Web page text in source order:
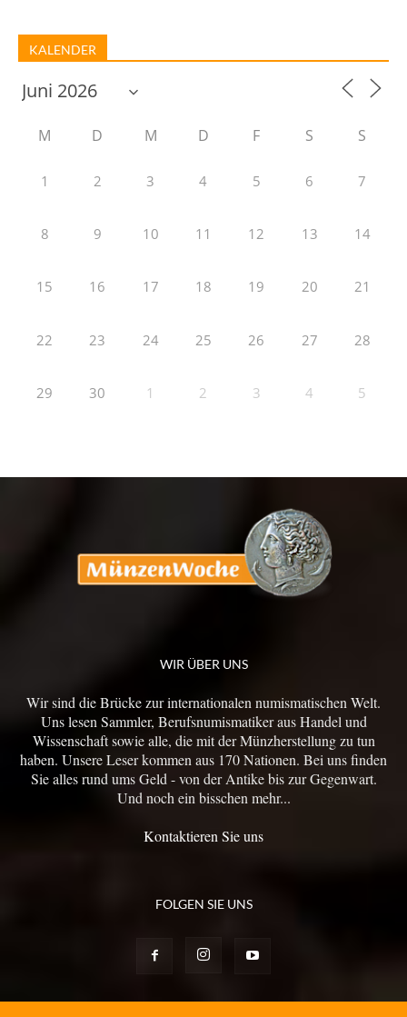
KALENDER
M D M D F S S
1 2 3 4 5 6 7
8 9 10 11 12 13 14
15 16 17 18 19 20 21
22 23 24 25 26 27 28
29 30 1 2 3 4 5
WIR ÜBER UNS
Wir sind die Brücke zur internationalen numismatischen Welt.
Uns lesen Sammler, Berufsnumismatiker aus Handel und
Wissenschaft sowie alle, die mit der Münzherstellung zu tun
haben. Unsere Leser kommen aus 170 Nationen. Bei uns finden
Sie alles rund ums Geld - von der Antike bis zur Gegenwart.
Und noch ein bisschen mehr...
Kontaktieren Sie uns
FOLGEN SIE UNS